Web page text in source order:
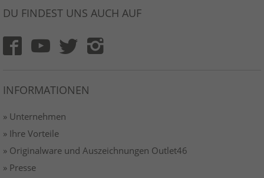
DU FINDEST UNS AUCH AUF
INFORMATIONEN
» Unternehmen
» Ihre Vorteile
» Originalware und Auszeichnungen Outlet46
» Presse